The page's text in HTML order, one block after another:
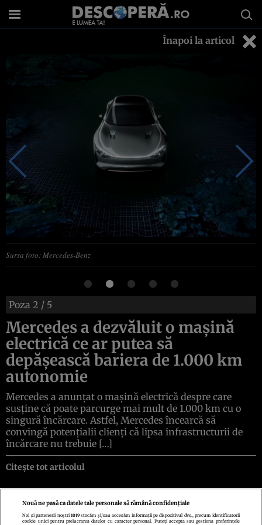
Înapoi la articol
Sursa foto: Mercedes-Benz
Poza 2 / 5
Mercedes a dezvăluit o mașină
electrică ce ar putea să
depăşească bariera de 1.000 km
autonomie
Mercedes a anunţat o maşină electrică despre care
susţine că poate parcurge mai mult de 1.000 km cu o
singură încărcare. Astfel, Mercedes încearcă să
convingă potenţialii clienţi că lipsa infrastructurii de
încărcare nu trebuie […]
Citește tot articolul
Nouă ne pasă ca datele tale personale să rămână confidențiale
Noi și partenerii noștri1019 stocăm și/sau accesăm informații pe dispozitivul dvs., precum identificatorii
cookie unici pentru prelucrarea datelor cu caracter personal. Puteți accepta sau gestiona preferințele